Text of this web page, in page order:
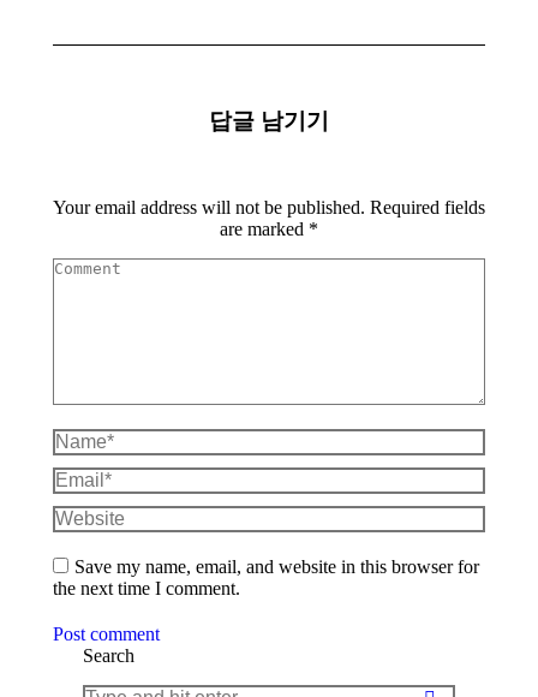
답글 남기기
Your email address will not be published. Required fields
are marked *
Comment
Name *
Email *
Website
Save my name, email, and website in this browser for
the next time I comment.
Post comment
Search